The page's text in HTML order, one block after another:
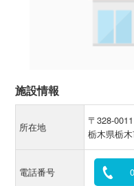
施設情報
所在地
〒328-0011
栃木県栃
電話番号